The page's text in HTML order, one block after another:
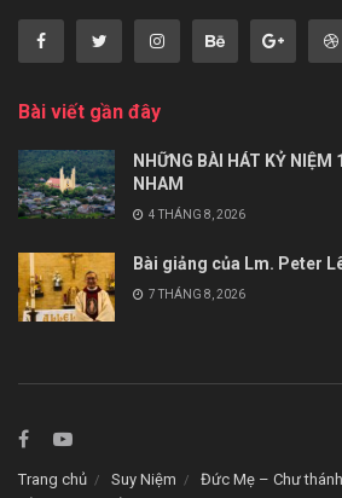
Bài viết gần đây
NHỮNG BÀI HÁT KỶ NIỆM
NHAM
4 THÁNG 8, 2026
Bài giảng của Lm. Peter
7 THÁNG 8, 2026
Trang chủ Suy Niệm
Đức Mẹ – Chư thánh